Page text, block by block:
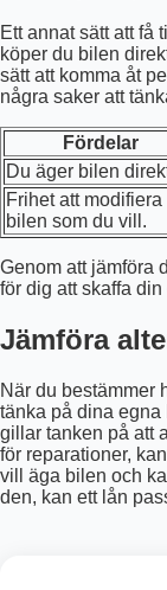
Ett annat sätt att få
köper du bilen
sätt att komma åt
några saker att
Fördelar
Du äger bilen
Frihet att modifiera
bilen som du vill.
Genom att jämföra
för dig att skaffa din
Jämföra
När du bestämmer
tänka på dina egna
gillar tanken på att
för reparationer,
vill äga bilen och
den, kan ett lån